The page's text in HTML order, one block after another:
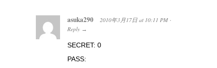
asuka290 2010年3月17日 at 10:11 PM ·
Reply →
SECRET: 0
PASS: